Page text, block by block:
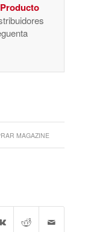
MAGAZINE